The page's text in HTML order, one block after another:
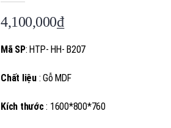
4,100,000₫
Mã SP: HTP- HH- B207
Chất liệu: Gỗ MDF
Kích thước: 1600*800*760